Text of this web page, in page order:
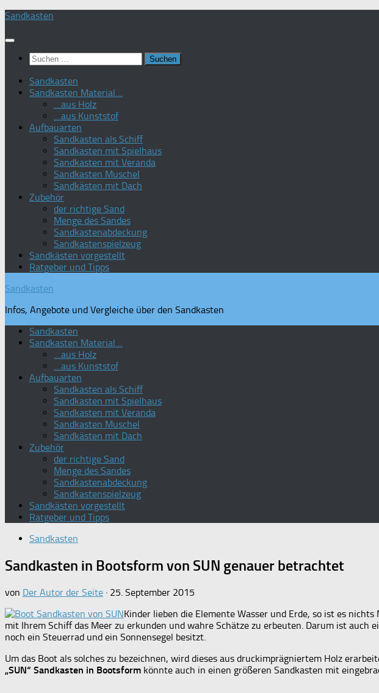
Zum
springen
Sandkasten
Suchen
nach:
Sandkasten
Sandkasten Material…
…aus Holz
…aus Kunststof
Aufbauarten
Sandkasten als Schiff
Sandkasten mit Spielhaus
Sandkasten mit Veranda
Sandkasten Muschel
Sandkästen mit Dach
Zubehör
der richtige Sand
Menge des Sandes
Sandkastenabdeckung
Sandkastenspielzeug
Sandkästen vorgestellt
Ratgeber und Tipps
Sandkasten
Infos, Angebote und Vergleiche über den Sandkasten
Sandkasten
Sandkasten Material…
…aus Holz
…aus Kunststof
Aufbauarten
Sandkasten als Schiff
Sandkasten mit Spielhaus
Sandkasten mit Veranda
Sandkasten Muschel
Sandkästen mit Dach
Zubehör
der richtige Sand
Menge des Sandes
Sandkastenabdeckung
Sandkastenspielzeug
Sandkästen vorgestellt
Ratgeber und Tipps
Sandkasten
Sandkasten in Bootsform von SUN genauer betrachtet
von Der Autor der Seite · 25. September 2015
Kinder lieben die Elemente Wasser und Erde, so ist es
mit Ihrem Schiff das Meer zu erkunden und wahre Schätze zu erbeuten. Darum ist auch
noch ein Steuerrad und ein Sonnensegel besitzt.
Um das Boot als solches zu bezeichnen, wird dieses aus druckimprägniertem Holz
„SUN“ Sandkasten in Bootsform könnte auch in einen größeren Sandkasten mit